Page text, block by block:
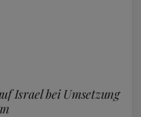
Israel bei Umsetzung